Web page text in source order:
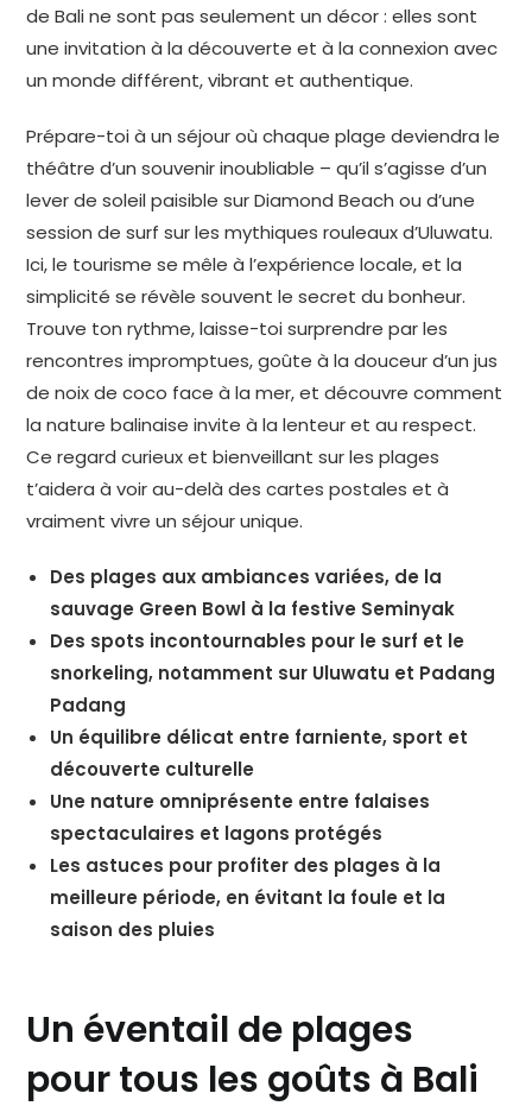
de Bali ne sont pas seulement un décor : elles sont
une invitation à la découverte et à la connexion avec
un monde différent, vibrant et authentique.
Prépare-toi à un séjour où chaque plage deviendra le
théâtre d’un souvenir inoubliable – qu’il s’agisse d’un
lever de soleil paisible sur Diamond Beach ou d’une
session de surf sur les mythiques rouleaux d’Uluwatu.
Ici, le tourisme se mêle à l’expérience locale, et la
simplicité se révèle souvent le secret du bonheur.
Trouve ton rythme, laisse-toi surprendre par les
rencontres impromptues, goûte à la douceur d’un jus
de noix de coco face à la mer, et découvre comment
la nature balinaise invite à la lenteur et au respect.
Ce regard curieux et bienveillant sur les plages
t’aidera à voir au-delà des cartes postales et à
vraiment vivre un séjour unique.
Des plages aux ambiances variées, de la
sauvage Green Bowl à la festive Seminyak
Des spots incontournables pour le surf et le
snorkeling, notamment sur Uluwatu et Padang
Padang
Un équilibre délicat entre farniente, sport et
découverte culturelle
Une nature omniprésente entre falaises
spectaculaires et lagons protégés
Les astuces pour profiter des plages à la
meilleure période, en évitant la foule et la
saison des pluies
Un éventail de plages
pour tous les goûts à Bali